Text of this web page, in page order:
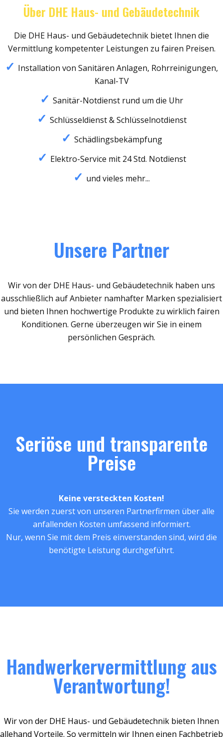
Über DHE Haus- und Gebäudetechnik
Die DHE Haus- und Gebäudetechnik bietet Ihnen die
Vermittlung kompetenter Leistungen zu fairen Preisen.
Installation von Sanitären Anlagen, Rohrreinigungen,
Kanal-TV
Sanitär-Notdienst rund um die Uhr
Schlüsseldienst & Schlüsselnotdienst
Schädlingsbekämpfung
Elektro-Service mit 24 Std. Notdienst
und vieles mehr...
Unsere Partner
Wir von der DHE Haus- und Gebäudetechnik haben uns
ausschließlich auf Anbieter namhafter Marken spezialisiert
und bieten Ihnen hochwertige Produkte zu wirklich fairen
Konditionen. Gerne überzeugen wir Sie in einem
persönlichen Gespräch.
Seriöse und transparente
Preise
Keine versteckten Kosten!
Sie werden zuerst von unseren Partnerfirmen über alle
anfallenden Kosten umfassend informiert.
Nur, wenn Sie mit dem Preis einverstanden sind, wird die
benötigte Leistung durchgeführt.
Handwerkervermittlung aus
Verantwortung!
Wir von der DHE Haus- und Gebäudetechnik bieten Ihnen
allehand Vorteile. So vermitteln wir Ihnen einen Fachbetrieb